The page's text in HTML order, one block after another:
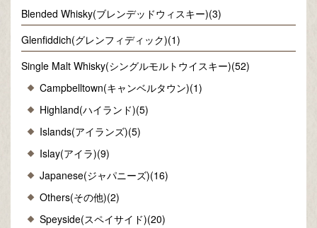
Blended Whisky(ブレンデッドウィスキー)(3)
Glenfiddich(グレンフィディック)(1)
Single Malt Whisky(シングルモルトウイスキー)(52)
Campbelltown(キャンベルタウン)(1)
Highland(ハイランド)(5)
Islands(アイランズ)(5)
Islay(アイラ)(9)
Japanese(ジャパニーズ)(16)
Others(その他)(2)
Speyside(スペイサイド)(20)